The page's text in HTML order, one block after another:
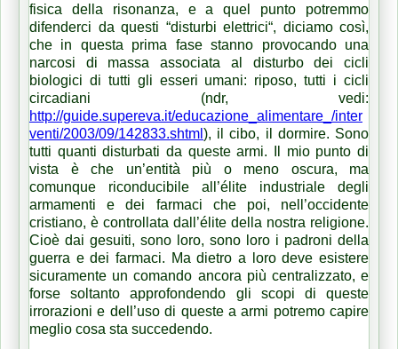
fisica della risonanza, e a quel punto potremmo
difenderci da questi “disturbi elettrici“, diciamo così,
che in questa prima fase stanno provocando una
narcosi di massa associata al disturbo dei cicli
biologici di tutti gli esseri umani: riposo, tutti i cicli
circadiani (ndr, vedi:
http://guide.supereva.it/educazione_alimentare_/inter
venti/2003/09/142833.shtml ), il cibo, il dormire. Sono
tutti quanti disturbati da queste armi. Il mio punto di
vista è che un’entità più o meno oscura, ma
comunque riconducibile all’élite industriale degli
armamenti e dei farmaci che poi, nell’occidente
cristiano, è controllata dall’élite della nostra religione.
Cioè dai gesuiti, sono loro, sono loro i padroni della
guerra e dei farmaci. Ma dietro a loro deve esistere
sicuramente un comando ancora più centralizzato, e
forse soltanto approfondendo gli scopi di queste
irrorazioni e dell’uso di queste a armi potremo capire
meglio cosa sta succedendo.